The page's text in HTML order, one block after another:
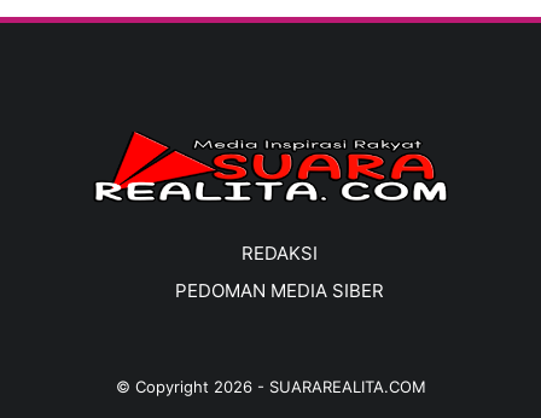
REDAKSI
PEDOMAN MEDIA SIBER
© Copyright 2026- SUARAREALITA.COM